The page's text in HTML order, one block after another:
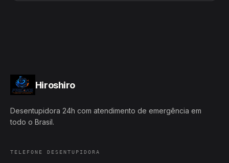
Hiroshiro
Desentupidora 24h com atendimento de emergência em
todo o Brasil.
TELEFONE DESENTUPIDORA